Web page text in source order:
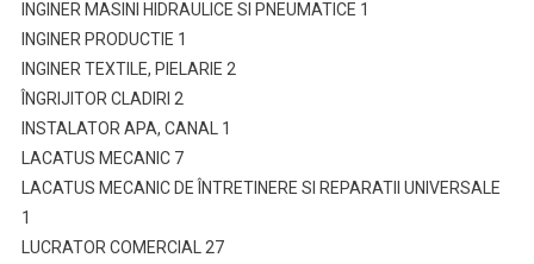
INGINER MASINI HIDRAULICE SI PNEUMATICE 1
INGINER PRODUCTIE 1
INGINER TEXTILE, PIELARIE 2
ÎNGRIJITOR CLADIRI 2
INSTALATOR APA, CANAL 1
LACATUS MECANIC 7
LACATUS MECANIC DE ÎNTRETINERE SI REPARATII UNIVERSALE
1
LUCRATOR COMERCIAL 27